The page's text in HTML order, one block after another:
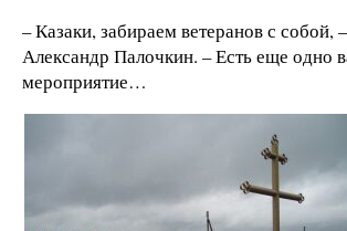
– Казаки, забираем ветеранов с собой,
Александр Палочкин. – Есть еще одно
мероприятие…